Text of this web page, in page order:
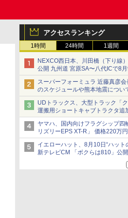
アクセスランキング
1時間 24時間 1週間
NEXCO西日本、川田橋（下り線
公開 九州道 宮原SA〜八代ICで8
車両を通行可能に
スーパーフォーミュラ 近藤真彦
のスケジュールや熊本地震につい
を紹介
UDトラックス、大型トラック「
運搬用ショートキャブトラクタ追
ヤマハ、国内向けフラグシップ四
リズリーEPS XT-R」 価格220万円
イエローハット、8月10日“ハット
新テレビCM 「ボクらは810」公